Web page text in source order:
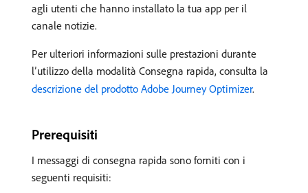
agli utenti che hanno installato la tua app per il
canale notizie.
Per ulteriori informazioni sulle prestazioni durante
l’utilizzo della modalità Consegna rapida, consulta la
descrizione del prodotto Adobe Journey Optimizer.
Prerequisiti
I messaggi di consegna rapida sono forniti con i
seguenti requisiti: